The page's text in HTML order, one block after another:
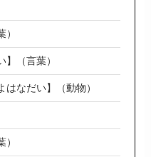
（言葉）
なだい】（動物）